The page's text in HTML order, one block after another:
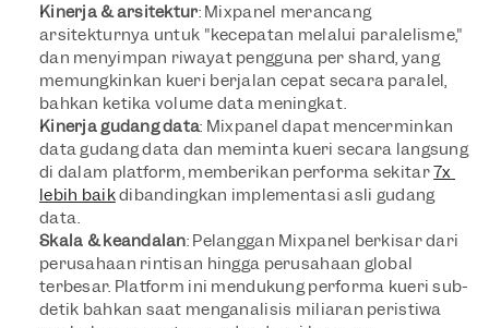
Kinerja & arsitektur: Mixpanel merancang
arsitekturnya untuk "kecepatan melalui paralelisme,"
dan menyimpan riwayat pengguna per shard, yang
memungkinkan kueri berjalan cepat secara paralel,
bahkan ketika volume data meningkat.
Kinerja gudang data: Mixpanel dapat mencerminkan
data gudang data dan meminta kueri secara langsung
di dalam platform, memberikan performa sekitar7x
lebih baik dibandingkan implementasi asli gudang
data.
Skala & keandalan: Pelanggan Mixpanel berkisar dari
perusahaan rintisan hingga perusahaan global
terbesar. Platform ini mendukung performa kueri sub-
detik bahkan saat menganalisis miliaran peristiwa